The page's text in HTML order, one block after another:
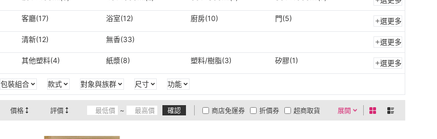
客廳(17) 浴室(12) 廚房(10) 門(5) 選更多
清新(12) 無香(33) 選更多
其他塑料(4) 紙漿(8) 塑料/樹脂(3) 矽膠(1) 選更多
包裝組合 款式 對象與族群 尺寸 功能
價格 評價 ~ 確認 展開
折價券
有影片
商品有量
超商取貨
商店免運券
0利率